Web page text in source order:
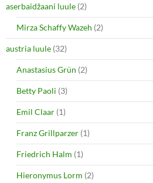
aserbaidžaani luule (2)
Mirza Schaffy Wazeh (2)
austria luule (32)
Anastasius Grün (2)
Betty Paoli (3)
Emil Claar (1)
Franz Grillparzer (1)
Friedrich Halm (1)
Hieronymus Lorm (2)